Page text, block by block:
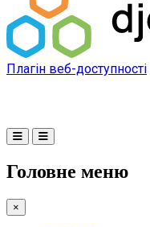
Плагін веб-доступності
Головне меню
×